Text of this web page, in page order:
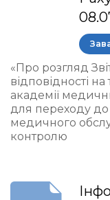
«Про розгляд
відповідності
академії
для переходу
медичного
контролю